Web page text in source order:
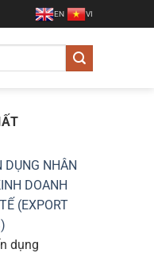
EN VI
DỤNG NHÂN
DOANH
(EXPORT
dụng